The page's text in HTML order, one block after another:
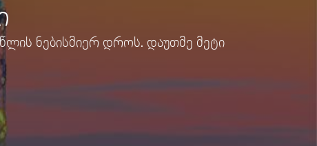
ნებისმიერ დროს. დაუთმე მეტი